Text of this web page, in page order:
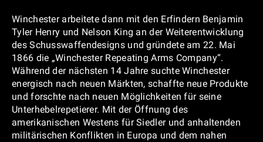
Winchester arbeitete dann mit den Erfindern Benjamin
Tyler Henry und Nelson King an der Weiterentwicklung
des Schusswaffendesigns und gründete am 22. Mai
1866 die „Winchester Repeating Arms Company“.
Während der nächsten 14 Jahre suchte Winchester
energisch nach neuen Märkten, schaffte neue Produkte
und forschte nach neuen Möglichkeiten für seine
Unterhebelrepetierer. Mit der Öffnung des
amerikanischen Westens für Siedler und anhaltenden
militärischen Konflikten in Europa und dem nahen